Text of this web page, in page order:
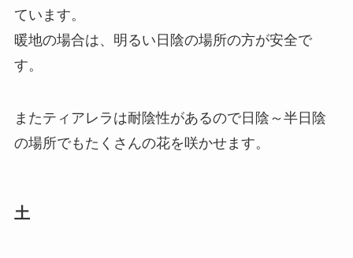
ています。
暖地の場合は、明るい日陰の場所の方が安全で
す。
またティアレラは耐陰性があるので日陰～半日陰
の場所でもたくさんの花を咲かせます。
土